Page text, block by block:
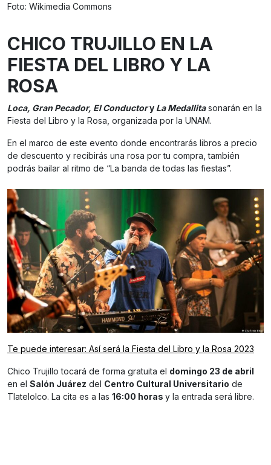
Foto: Wikimedia Commons
CHICO TRUJILLO EN LA
FIESTA DEL LIBRO Y LA
ROSA
Loca, Gran Pecador, El Conductory La Medallitasonarán en la
Fiesta del Libro y la Rosa, organizada por la UNAM.
En el marco de este evento donde encontrarás libros a precio
de descuento y recibirás una rosa por tu compra, también
podrás bailar al ritmo de “La banda de todas las fiestas”.
Te puede interesar: Así será la Fiesta del Libro y la Rosa 2023
Chico Trujillo tocará de forma gratuita el domingo 23 de abril
en el Salón Juárez del Centro Cultural Universitario de
Tlatelolco. La cita es a las 16:00 horas y la entrada será libre.